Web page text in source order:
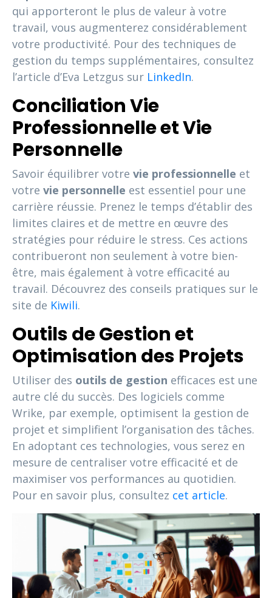
qui apporteront le plus de valeur à votre
travail, vous augmenterez considérablement
votre productivité. Pour des techniques de
gestion du temps supplémentaires, consultez
l’article d’Eva Letzgus sur LinkedIn.
Conciliation Vie
Professionnelle et Vie
Personnelle
Savoir équilibrer votre vie professionnelle et
votre vie personnelle est essentiel pour une
carrière réussie. Prenez le temps d’établir des
limites claires et de mettre en œuvre des
stratégies pour réduire le stress. Ces actions
contribueront non seulement à votre bien-
être, mais également à votre efficacité au
travail. Découvrez des conseils pratiques sur le
site de Kiwili.
Outils de Gestion et
Optimisation des Projets
Utiliser des outils de gestion efficaces est une
autre clé du succès. Des logiciels comme
Wrike, par exemple, optimisent la gestion de
projet et simplifient l’organisation des tâches.
En adoptant ces technologies, vous serez en
mesure de centraliser votre efficacité et de
maximiser vos performances au quotidien.
Pour en savoir plus, consultez cet article.